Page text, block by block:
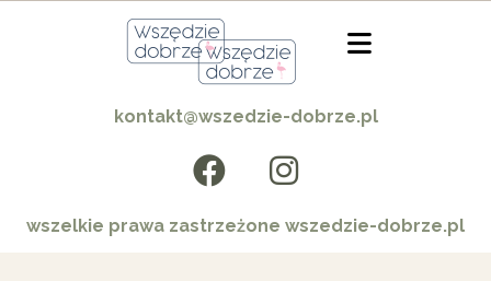
kontakt@wszedzie-dobrze.pl
wszelkie prawa zastrzeżone wszedzie-dobrze.pl